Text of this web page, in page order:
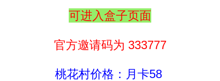
可进入盒子页面
官方邀请码为 333777
桃花村价格：月卡58